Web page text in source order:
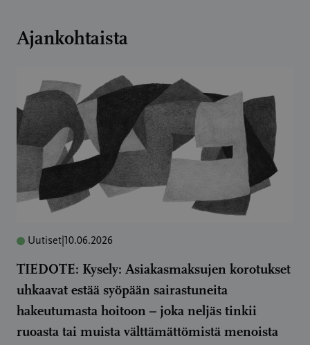
Ajankohtaista
Uutiset 10.06.2026
TIEDOTE: Kysely: Asiakasmaksujen korotukset
uhkaavat estää syöpään sairastuneita
hakeutumasta hoitoon – joka neljäs tinkii
ruoasta tai muista välttämättömistä menoista